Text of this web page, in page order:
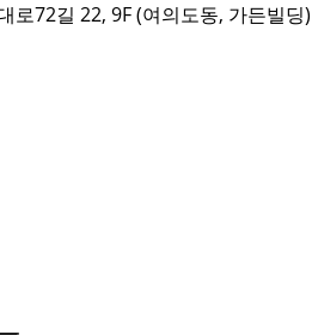
로72길 22, 9F (여의도동, 가든빌딩)